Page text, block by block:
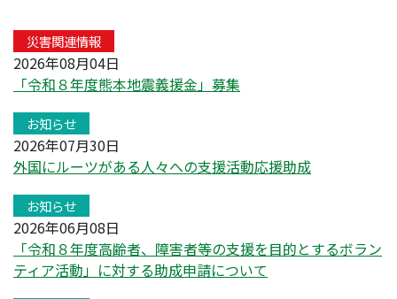
災害関連情報
2026年08月04日
「令和８年度熊本地震義援金」募集
お知らせ
2026年07月30日
外国にルーツがある人々への支援活動応援助成
お知らせ
2026年06月08日
「令和８年度高齢者、障害者等の支援を目的とするボラン
ティア活動」に対する助成申請について